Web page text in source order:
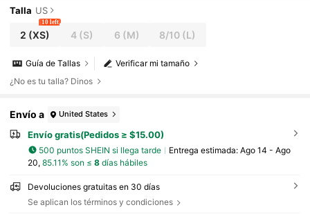
Talla US
2 (XS)
10 left
4(S) 6 (M) 8/10 (L)
Verificar mi tamaño
Guía de Tallas
¿No es tu talla? Dinos
Envío a United States
Envío gratis(Pedidos ≥ $15.00)
500 puntos SHEIN si llega tarde Entrega estimada: Ago 14 - Ago
20, 85.11% son ≤ 8días hábiles
Devoluciones gratuitas en 30 días
Se aplican los términos y condiciones